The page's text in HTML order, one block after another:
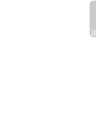
ZU KRANK